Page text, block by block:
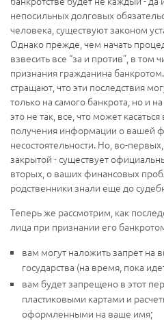
непосильных долговых
человека, существуют законом
Однако прежде, чем начать
взвесить все “за и против”, в том
признания гражданина
стращают, что эти последствия
только на самого банкрота, но и
это не так, все, что может
получения информации о вашей
несостоятельности. Но, во-
закрытой - существует
вторых, о ваших финансовых
родственники знали еще до
Теперь же рассмотрим, как
лица при признании его
вам могут наложить запрет на
государства (на время, пока
вам будет запрещено в этот
пластиковыми картами и
оформленными на ваше имя;